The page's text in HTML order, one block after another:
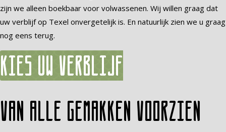
zijn we alleen boekbaar voor volwassenen. Wij willen graag dat
uw verblijf op Texel onvergetelijk is. En natuurlijk zien we u graag
nog eens terug.
Kies uw verblijf
Van alle gemakken voorzien